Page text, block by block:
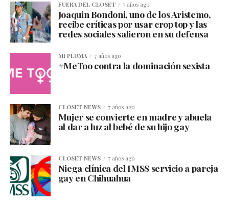
FUERA DEL CLOSET 7 años ago
Joaquin Bondoni, uno de los Aristemo,
recibe críticas por usar crop top y las
redes sociales salieron en su defensa
MI PLUMA 7 años ago
#MeToo contra la dominación sexista
CLOSET NEWS 7 años ago
Mujer se convierte en madre y abuela
al dar a luz al bebé de su hijo gay
CLOSET NEWS 7 años ago
Niega clínica del IMSS servicio a pareja
gay en Chihuahua